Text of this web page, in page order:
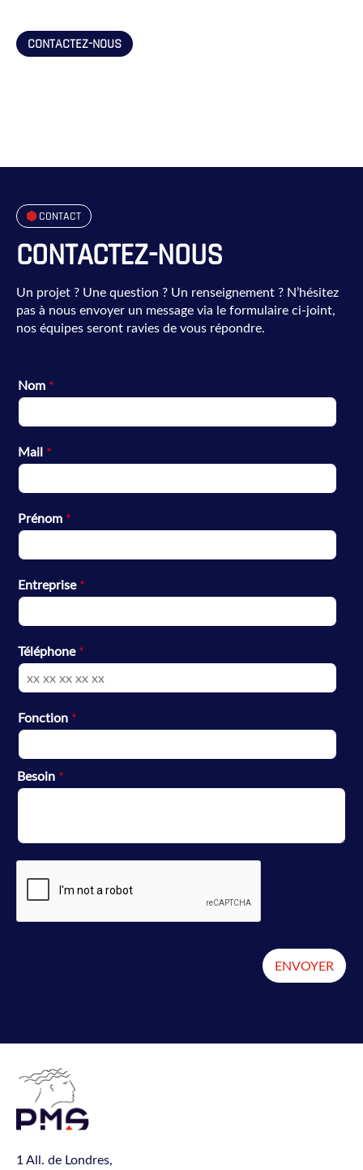
CONTACTEZ-NOUS
CONTACT
CONTACTEZ-NOUS
Un projet ? Une question ? Un renseignement ? N’hésitez
pas à nous envoyer un message via le formulaire ci-joint,
nos équipes seront ravies de vous répondre.
Nom *
Mail *
Prénom *
Entreprise*
Téléphone*
Fonction *
Besoin *
ENVOYER
1 All. de Londres,